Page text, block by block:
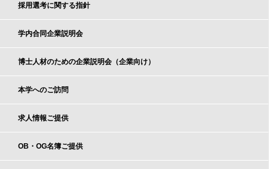
採用選考に関する指針
学内合同企業説明会
博士人材のための企業説明会（企業向け）
本学へのご訪問
求人情報ご提供
OB・OG名簿ご提供